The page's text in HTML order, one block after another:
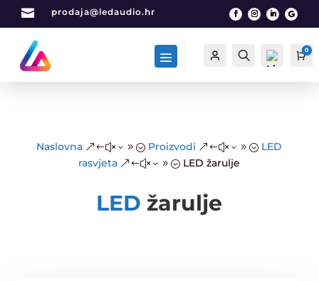
 prodaja@ledaudio.hr
Račun Traži
List
0
Naslovna &#x39; Proizvodi &#x39; LED
rasvjeta &#x39; LED žarulje
LED žarulje